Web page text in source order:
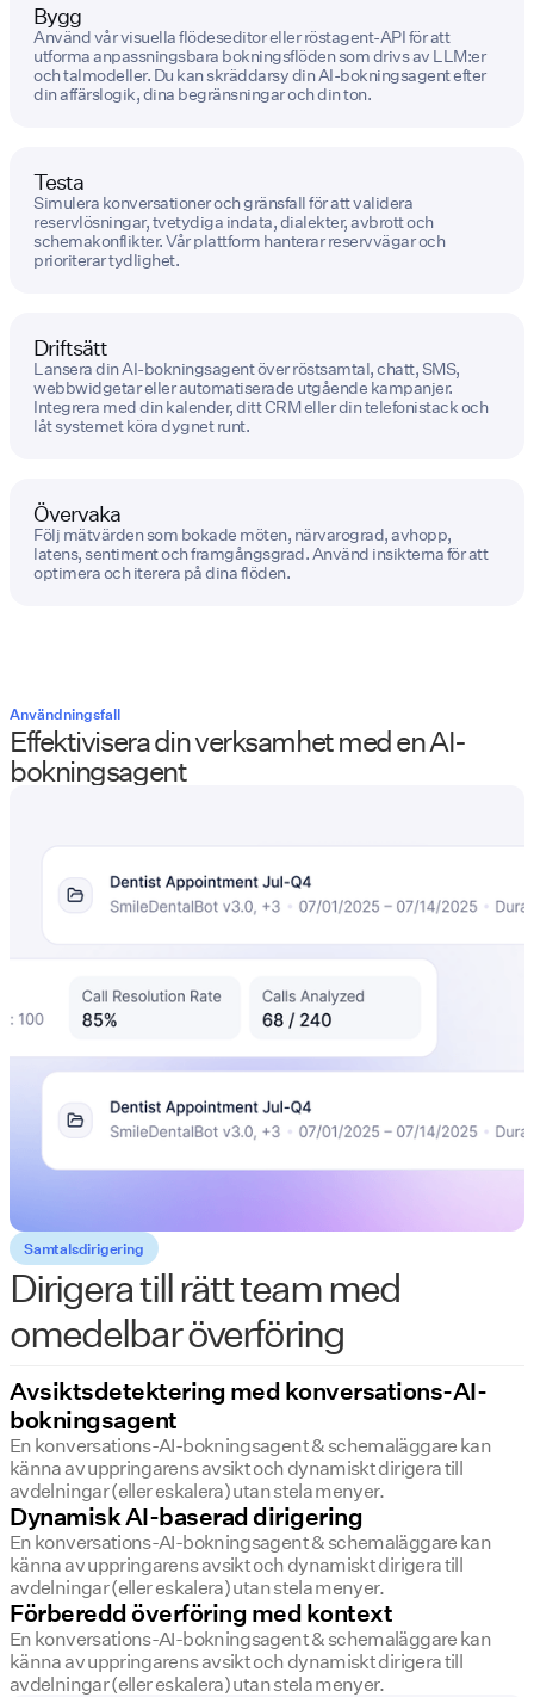
Bygg
Använd vår visuella flödeseditor eller röstagent-API för att
utforma anpassningsbara bokningsflöden som drivs av LLM:er
och talmodeller. Du kan skräddarsy din AI-bokningsagent efter
din affärslogik, dina begränsningar och din ton.
Testa
Simulera konversationer och gränsfall för att validera
reservlösningar, tvetydiga indata, dialekter, avbrott och
schemakonflikter. Vår plattform hanterar reservvägar och
prioriterar tydlighet.
Driftsätt
Lansera din AI-bokningsagent över röstsamtal, chatt, SMS,
webbwidgetar eller automatiserade utgående kampanjer.
Integrera med din kalender, ditt CRM eller din telefonistack och
låt systemet köra dygnet runt.
Övervaka
Följ mätvärden som bokade möten, närvarograd, avhopp,
latens, sentiment och framgångsgrad. Använd insikterna för att
optimera och iterera på dina flöden.
Användningsfall
Effektivisera din verksamhet med en AI-
bokningsagent
Samtalsdirigering
Dirigera till rätt team med
omedelbar överföring
Avsiktsdetektering med konversations-AI-
bokningsagent
En konversations-AI-bokningsagent & schemaläggare kan
känna av uppringarens avsikt och dynamiskt dirigera till
avdelningar (eller eskalera) utan stela menyer.
Dynamisk AI-baserad dirigering
En konversations-AI-bokningsagent & schemaläggare kan
känna av uppringarens avsikt och dynamiskt dirigera till
avdelningar (eller eskalera) utan stela menyer.
Förberedd överföring med kontext
En konversations-AI-bokningsagent & schemaläggare kan
känna av uppringarens avsikt och dynamiskt dirigera till
avdelningar (eller eskalera) utan stela menyer.